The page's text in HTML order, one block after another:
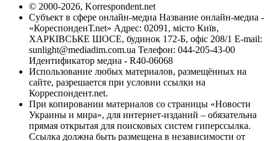
© 2000-2026, Korrespondent.net
Субъект в сфере онлайн-медиа Название онлайн-медиа -
«КореспонденТ.net» Адрес: 02091, місто Київ,
ХАРКІВСЬКЕ ШОСЕ, будинок 172-Б, офіс 208/1 E-mail:
sunlight@mediadim.com.ua Телефон: 044-205-43-00
Идентификатор медиа - R40-06068
Использование любых материалов, размещённых на
сайте, разрешается при условии ссылки на
Корреспондент.net.
При копировании материалов со страницы «Новости
Украины и мира», для интернет-изданий – обязательна
прямая открытая для поисковых систем гиперссылка.
Ссылка должна быть размещена в независимости от